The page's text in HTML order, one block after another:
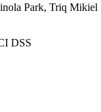
Park, Triq Mikiel